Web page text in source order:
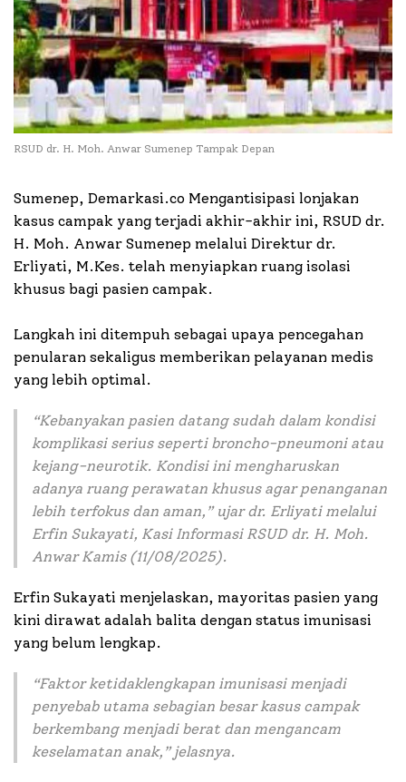
RSUD dr. H. Moh. Anwar Sumenep Tampak Depan
Sumenep, Demarkasi.co Mengantisipasi lonjakan
kasus campak yang terjadi akhir-akhir ini, RSUD dr.
H. Moh. Anwar Sumenep melalui Direktur dr.
Erliyati, M.Kes. telah menyiapkan ruang isolasi
khusus bagi pasien campak.
Langkah ini ditempuh sebagai upaya pencegahan
penularan sekaligus memberikan pelayanan medis
yang lebih optimal.
“Kebanyakan pasien datang sudah dalam kondisi
komplikasi serius seperti broncho-pneumoni atau
kejang-neurotik. Kondisi ini mengharuskan
adanya ruang perawatan khusus agar penanganan
lebih terfokus dan aman,”ujar dr. Erliyati melalui
Erfin Sukayati, Kasi Informasi RSUD dr. H. Moh.
Anwar Kamis (11/08/2025).
Erfin Sukayati menjelaskan, mayoritas pasien yang
kini dirawat adalah balita dengan status imunisasi
yang belum lengkap.
“Faktor ketidaklengkapan imunisasi menjadi
penyebab utama sebagian besar kasus campak
berkembang menjadi berat dan mengancam
keselamatan anak, ” jelasnya.